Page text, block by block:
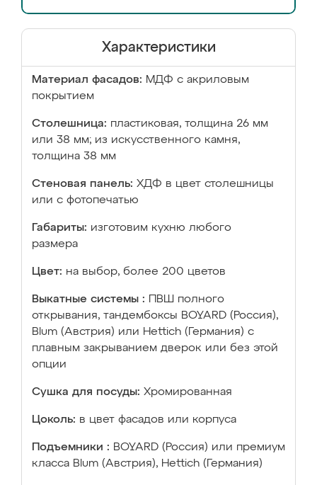
Характеристики
Материал фасадов: МДФ с акриловым
покрытием
Столешница: пластиковая, толщина 26 мм
или 38 мм; из искусственного камня,
толщина 38 мм
Стеновая панель: ХДФ в цвет столешницы
или с фотопечатью
Габариты: изготовим кухню любого
размера
Цвет: на выбор, более 200 цветов
Выкатные системы :
ПВШ полного
открывания, тандембоксы BOYARD (Россия),
Blum (Австрия) или Hettich (Германия) с
плавным закрыванием дверок или без этой
опции
Сушка для посуды: Хромированная
Цоколь: в цвет фасадов или корпуса
Подъемники : BOYARD (Россия) или премиум
класса Blum (Австрия), Hettich (Германия)